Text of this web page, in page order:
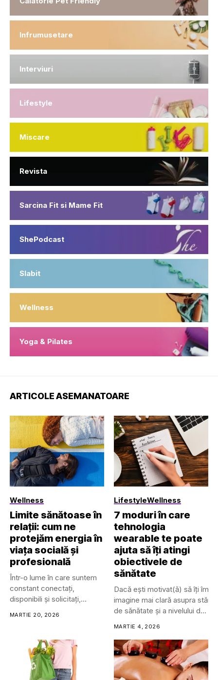
Infrumusetare
Interviuri
Lifestyle
Miscare
Revista
Sarcina Fit si Mame Fit
ShePodcast
Slabit
Wellness
Yoga & Pilates
ARTICOLE ASEMANATOARE
Wellness
Limite sănătoase în
relații: cum ne
protejăm energia în
viața socială și
profesională
Într-o lume în care suntem
constant conectați,
disponibili și solicitați,
MARTIE 20, 2026
LifestyleWellness
7 moduri în care
tehnologia
wearable te poate
ajuta să îți atingi
obiectivele de
sănătate
Dacă ești motivat(ă) să îți
imagine mai clară asupra stării
de sănătate și a nivelului de
Trackerele de sănătate și
pot avea mai multe forme,
• Dispozitive cu prindere (clip-
on)
• Îmbrăcăminte inteligentă
MARTIE 4, 2026